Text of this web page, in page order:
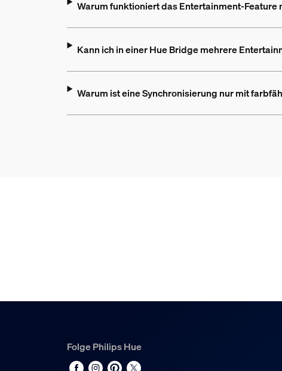
Warum funktioniert das Entertainment-
Kann ich in einer Hue Bridge mehrere
Warum ist eine Synchronisierung nur mit
Folge Philips Hue